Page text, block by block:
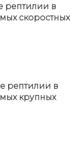
рептилии в
скоростных
рептилии в
крупных